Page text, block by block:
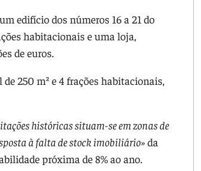
edifício dos números 16 a 21 do
habitacionais e uma loja,
de euros.
250 m² e 4 frações habitacionais,
históricas situam-se em zonas de
à falta de stock imobiliário»da
próxima de 8% ao ano.